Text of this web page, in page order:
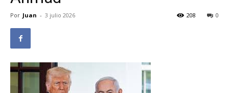
Por Juan - 3 julio 2026 0
208